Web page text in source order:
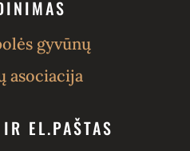
gyvūnų
asociacija
EL.PAŠTAS